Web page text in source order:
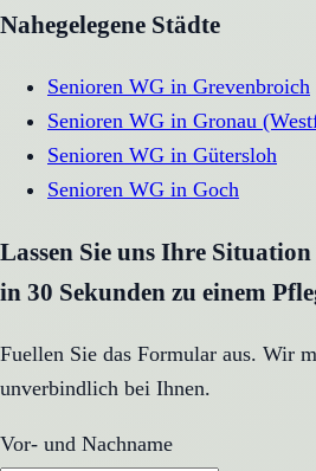
Nahegelegene Städte
Senioren WG in Grevenbroich
Senioren WG in Gronau
Senioren WG in Gütersloh
Senioren WG in Goch
Lassen Sie uns Ihre
in 30 Sekunden zu einem
Fuellen Sie das Formular aus. Wir
unverbindlich bei Ihnen.
Vor- und Nachname